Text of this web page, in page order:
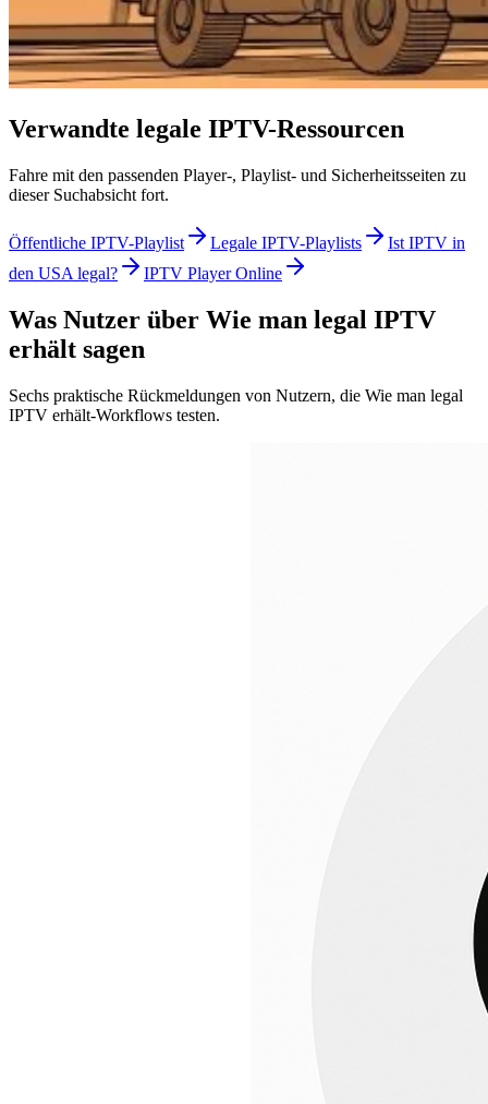
Verwandte legale IPTV-Ressourcen
Fahre mit den passenden Player-, Playlist- und Sicherheitsseiten zu
dieser Suchabsicht fort.
Öffentliche IPTV-Playlist Legale IPTV-Playlists
Ist IPTV in
den USA legal?
IPTV Player Online
Was Nutzer über Wie man legal IPTV
erhält sagen
Sechs praktische Rückmeldungen von Nutzern, die Wie man legal
IPTV erhält-Workflows testen.